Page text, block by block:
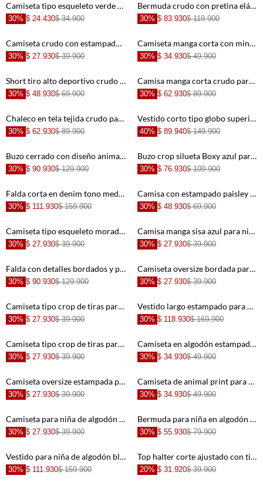
+ +
+
Camiseta tipo esqueleto verde para niña
30% $ 24.430$ 34.900
+
Bermuda crudo con pretina elástica para niña
30% $ 83.930$ 119.900
+
Camiseta crudo con estampado de tigre para niña
30% $ 27.930$ 39.900
+
Camiseta manga corta con mini print crudo para niña
30% $ 34.930$ 49.900
+
Short tiro alto deportivo crudo para niña
30% $ 48.930$ 69.900
+
Camisa manga corta crudo para niña con textura lisa
30% $ 62.930$ 89.900
+
Chaleco en tela tejida crudo para niña
30% $ 62.930$ 89.900
+
Vestido corto tipo globo superior en rib crudo para niña
40% $ 89.940$ 149.900
+
Buzo cerrado con diseño animal print para niña
30% $ 90.930$ 129.900
+
Buzo crop silueta Boxy azul para niña
30% $ 76.930$ 109.900
+
Falda corta en denim tono medio azul para niña
30% $ 111.930$ 159.900
+
Camisa con estampado paisley para niña
30% $ 48.930$ 69.900
+
Camiseta tipo esqueleto morada para niña
30% $ 27.930$ 39.900
+
Camisa manga sisa azul para niña
30% $ 27.930$ 39.900
+
Falda con detalles bordados y pretina nido de abeja crudo para niña
30% $ 90.930$ 129.900
+
Camiseta oversize bordada para niña
30% $ 27.930$ 39.900
+
Camiseta tipo crop de tiras para niña con textura lisa
30% $ 27.930$ 39.900
+
Vestido largo estampado para niña
30% $ 118.930$ 169.900
Camiseta tipo crop de tiras para niña con cuello marcado
30% $ 27.930$ 39.900
Camiseta en algodón estampada para niña de ajuste relajado
30% $ 34.930$ 49.900
Camiseta oversize estampada para niña
30% $ 27.930$ 39.900
Camiseta de animal print para niña
30% $ 34.930$ 49.900
Camiseta para niña de algodón blanco corte recto
30% $ 27.930$ 39.900
Bermuda para niña en algodón color marfil tiro alto con bajo curvo runner
30% $ 55.930$ 79.900
Vestido para niña de algodón blanco corte corto con bordado de palmeras
30% $ 111.930$ 159.900
Top halter corte ajustado con tiras para anudar en algodón beige para niña
20% $ 31.920$ 39.900